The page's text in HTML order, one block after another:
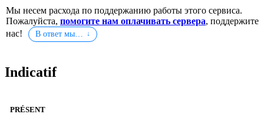
Мы несем расхода по поддержанию работы этого сервиса.
Пожалуйста, помогите нам оплачивать сервера, поддержите
нас!
В ответ мы…
Indicatif
PRÉSENT